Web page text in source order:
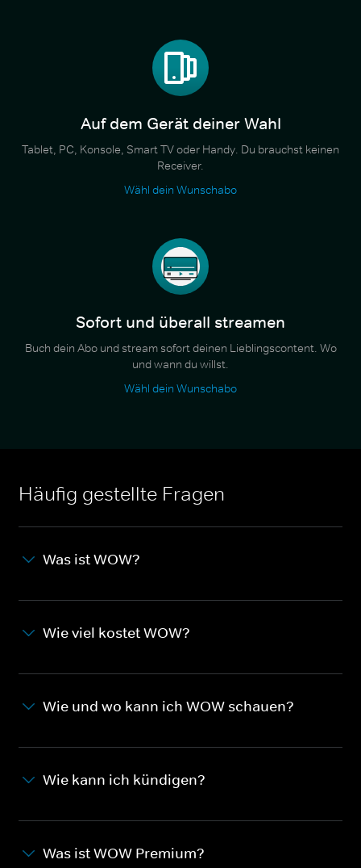
Auf dem Gerät deiner Wahl
Tablet, PC, Konsole, Smart TV oder Handy. Du brauchst keinen
Receiver.
Wähl dein Wunschabo
Sofort und überall streamen
Buch dein Abo und stream sofort deinen Lieblingscontent. Wo
und wann du willst.
Wähl dein Wunschabo
Häufig gestellte Fragen
Was ist WOW?
Wie viel kostet WOW?
Wie und wo kann ich WOW schauen?
Wie kann ich kündigen?
Was ist WOW Premium?